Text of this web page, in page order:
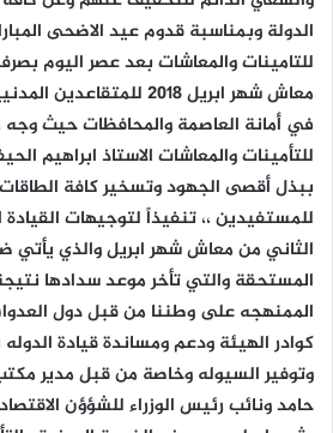
الدولة وبمناسبة قدوم عيد الاضحى
للتامينات والمعاشات بعد عصر اليوم
معاش شهر ابريل 2018
في أمانة العاصمة والمحافظات حيث وجه
للتأمينات والمعاشات الاستاذ ابراهيم
ببذل أقصى الجهود وتسخير كافة
للمستفيدين ،، تنفيذاً لتوجيهات
الثاني من معاش شهر ابريل والذي يأتي
المستحقة والتي تأخر موعد سدادها
الممنهجه على وطننا من قبل دول
كوادر الهيئة ودعم ومساندة قيادة
وتوفير السيوله وخاصة من قبل مدير
حامد ونائب رئيس الوزراء للشؤؤن